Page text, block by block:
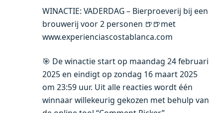
WINACTIE: VADERDAG – Bierproeverij bij een
brouwerij voor 2 personen 🍺🍺met
www.experienciascostablanca.com
🎯 De winactie start op maandag 24 februari
2025 en eindigt op zondag 16 maart 2025
om 23:59 uur. Uit alle reacties wordt één
winnaar willekeurig gekozen met behulp van